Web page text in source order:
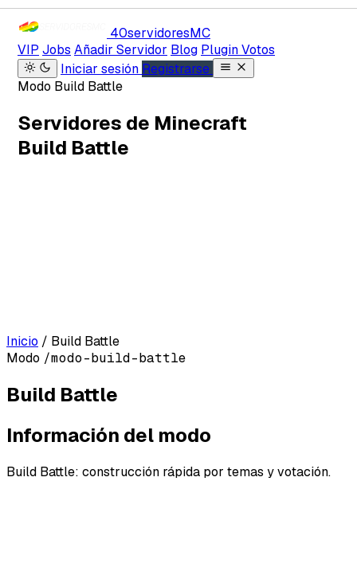
40servidoresMC
VIP Jobs Añadir Servidor Blog Plugin Votos
Iniciar sesión Registrarse
Modo Build Battle
Servidores de Minecraft
Build Battle
Inicio / Build Battle
Modo /modo-build-battle
Build Battle
Información del modo
Build Battle: construcción rápida por temas y votación.